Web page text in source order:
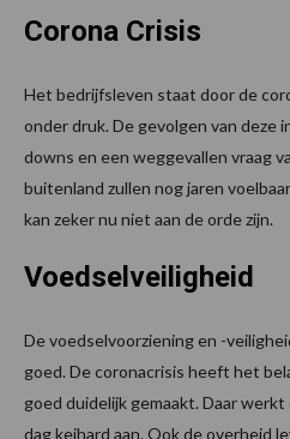
Corona Crisis
Het bedrijfsleven staat door de
onder druk. De gevolgen van deze
downs en een weggevallen vraag
buitenland zullen nog jaren
kan zeker nu niet aan de orde zijn.
Voedselveiligheid
De voedselvoorziening en -
goed. De coronacrisis heeft het
goed duidelijk gemaakt. Daar
dag keihard aan. Ook de overheid